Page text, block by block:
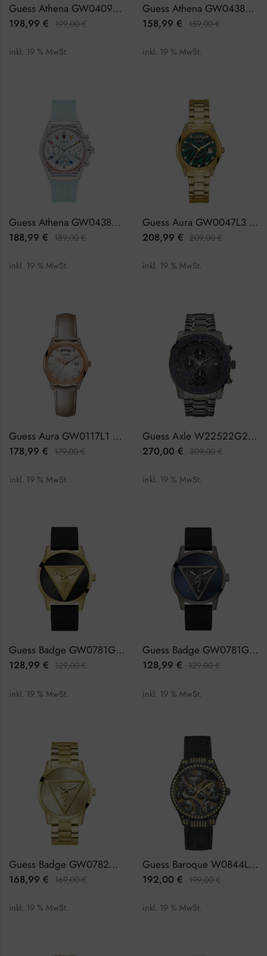
Guess Athena GW0409L1 Damenuhr
198,99 € 199,00€
inkl. 19 % MwSt.
Guess Athena GW0438L1 Damenuhr
158,99 € 159,00€
inkl. 19 % MwSt.
Guess Athena GW0438L8 Damenuhr
188,99 € 189,00€
inkl. 19 % MwSt.
Guess Aura GW0047L3 Damenuhr
208,99 € 209,00€
inkl. 19 % MwSt.
Guess Aura GW0117L1 Damenuhr
178,99 € 179,00€
inkl. 19 % MwSt.
Guess Axle W22522G2 Herrenuhr Chronograph
270,00 € 309,00€
inkl. 19 % MwSt.
Guess Badge GW0781G4 Herrenuhr
128,99 € 129,00€
inkl. 19 % MwSt.
Guess Badge GW0781G5 Herrenuhr
128,99 € 129,00€
inkl. 19 % MwSt.
Guess Badge GW0782G1 Herrenuhr
168,99 € 169,00€
inkl. 19 % MwSt.
Guess Baroque W0844L1 Damenuhr
192,00 € 199,00€
inkl. 19 % MwSt.